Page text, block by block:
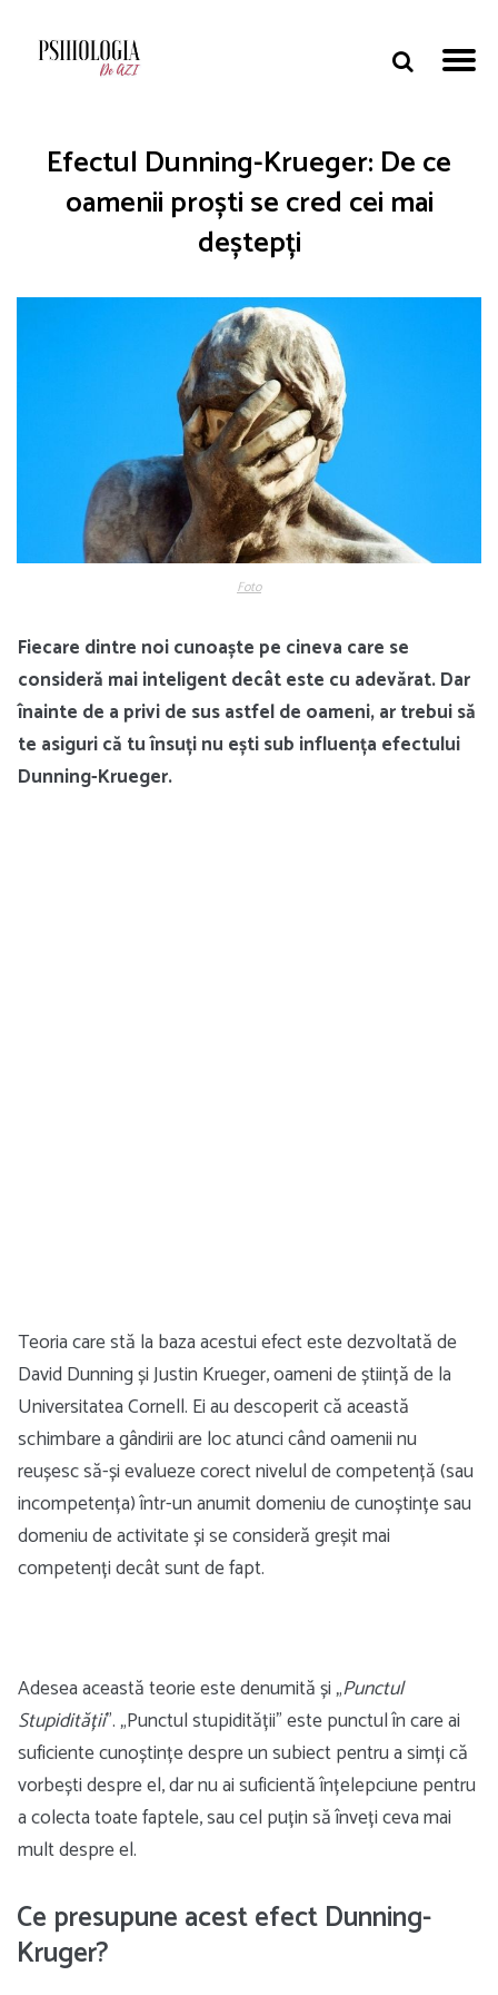
Efectul Dunning-Krueger: De ce
oamenii proști se cred cei mai
deștepți
Foto
Fiecare dintre noi cunoaște pe cineva care se
consideră mai inteligent decât este cu adevărat. Dar
înainte de a privi de sus astfel de oameni, ar trebui să
te asiguri că tu însuți nu ești sub influența efectului
Dunning-Krueger.
Teoria care stă la baza acestui efect este dezvoltată de
David Dunning și Justin Krueger, oameni de știință de la
Universitatea Cornell. Ei au descoperit că această
schimbare a gândirii are loc atunci când oamenii nu
reușesc să-și evalueze corect nivelul de competență (sau
incompetența) într-un anumit domeniu de cunoștințe sau
domeniu de activitate și se consideră greșit mai
competenți decât sunt de fapt.
Adesea această teorie este denumită și „Punctul
Stupidității”. „Punctul stupidității” este punctul în care ai
suficiente cunoștințe despre un subiect pentru a simți că
vorbești despre el, dar nu ai suficientă înțelepciune pentru
a colecta toate faptele, sau cel puțin să înveți ceva mai
mult despre el.
Ce presupune acest efect Dunning-
Kruger?